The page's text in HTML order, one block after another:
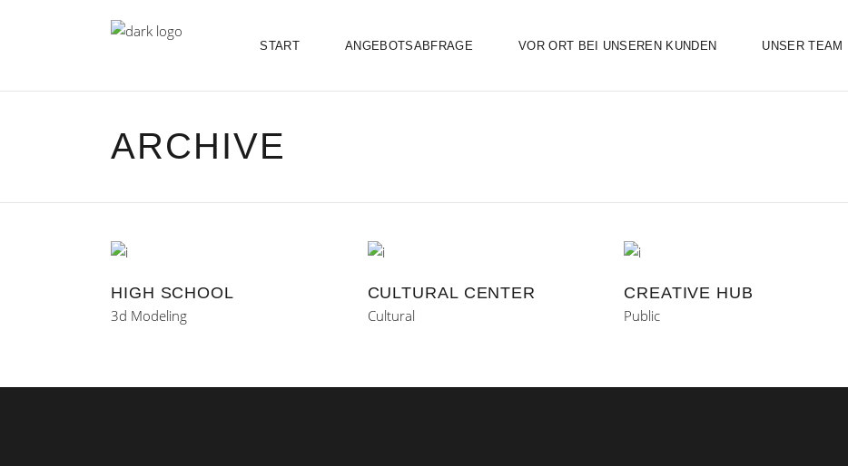
START ANGEBOTSABFRAGE VOR ORT BEI UNSEREN KUNDEN UNSER TEAM
ARCHIVE
HIGH SCHOOL
3d Modeling
CULTURAL CENTER
Cultural
CREATIVE HUB
Public